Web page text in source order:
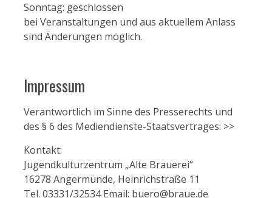
Sonntag: geschlossen
bei Veranstaltungen und aus aktuellem Anlass
sind Änderungen möglich.
Impressum
Verantwortlich im Sinne des Presserechts und
des § 6 des Mediendienste-Staatsvertrages: >>
Kontakt:
Jugendkulturzentrum „Alte Brauerei“
16278 Angermünde, Heinrichstraße 11
Tel. 03331/32534 Email: buero@braue.de